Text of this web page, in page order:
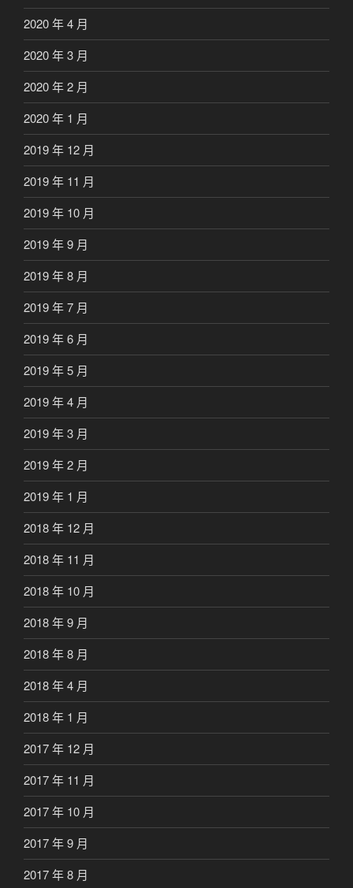
2020 年 4 月
2020 年 3 月
2020 年 2 月
2020 年 1 月
2019 年 12 月
2019 年 11 月
2019 年 10 月
2019 年 9 月
2019 年 8 月
2019 年 7 月
2019 年 6 月
2019 年 5 月
2019 年 4 月
2019 年 3 月
2019 年 2 月
2019 年 1 月
2018 年 12 月
2018 年 11 月
2018 年 10 月
2018 年 9 月
2018 年 8 月
2018 年 4 月
2018 年 1 月
2017 年 12 月
2017 年 11 月
2017 年 10 月
2017 年 9 月
2017 年 8 月